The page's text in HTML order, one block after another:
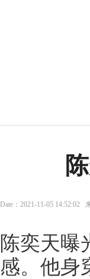
Date：2021-11-05 14:52:02
陈奕天曝
感。他身